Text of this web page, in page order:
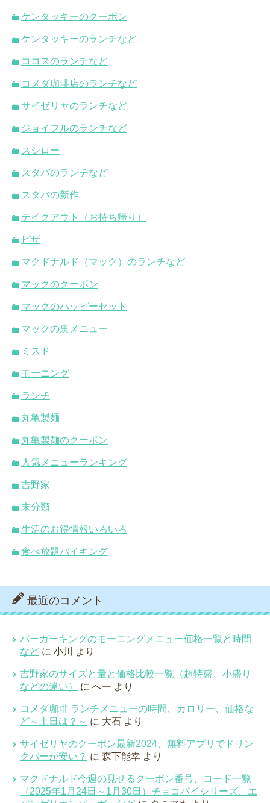
ケンタッキーのクーポン
ケンタッキーのランチなど
ココスのランチなど
コメダ珈琲店のランチなど
サイゼリヤのランチなど
ジョイフルのランチなど
スシロー
スタバのランチなど
スタバの新作
テイクアウト（お持ち帰り）
ピザ
マクドナルド（マック）のランチなど
マックのクーポン
マックのハッピーセット
マックの裏メニュー
ミスド
モーニング
ランチ
丸亀製麺
丸亀製麺のクーポン
人気メニューランキング
吉野家
未分類
生活のお得情報いろいろ
食べ放題バイキング
最近のコメント
バーガーキングのモーニングメニュー価格一覧と時間
など に 小川 より
吉野家のサイズと量と価格比較一覧（超特盛、小盛り
などの違い）
に へー より
コメダ珈琲 ランチメニューの時間、カロリー、価格な
ど～土日は？～ に 大石 より
サイゼリヤのクーポン最新2024、無料アプリでドリン
クバーが安い？ に 森下能幸 より
マクドナルド今週の見せるクーポン番号、コード一覧
（2025年1月24日～1月30日）チョコパイシリーズ、エ